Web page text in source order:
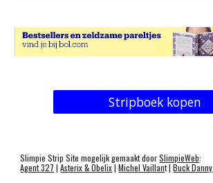
Stripboek kopen
Slimpie Strip Site mogelijk gemaakt doorSlimpieWeb:
Agent 327 |Asterix & Obelix|Michel Vaillant |Buck Danny